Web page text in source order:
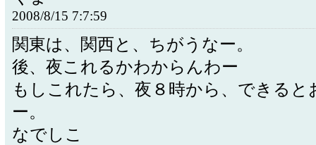
2008/8/15 7:7:59
関東は、関西と、ちがうなー。
後、夜これるかわからんわー
もしこれたら、夜８時から、できると
ー。
なでしこ